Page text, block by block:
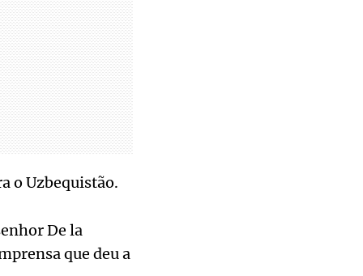
o Uzbequistão.
De la
que deu a